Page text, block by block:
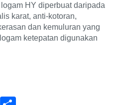
HY diperbuat daripada
karat, anti-kotoran,
dan kemuluran yang
ketepatan digunakan
LinkedIn